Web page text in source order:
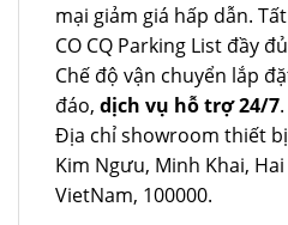
mại giảm giá hấp dẫn.
CO CQ Parking List đầy
Chế độ vận chuyển lắp
đáo, dịch vụ hỗ trợ 24/7.
Địa chỉ showroom thiết
Kim Ngưu, Minh Khai,
VietNam, 100000.